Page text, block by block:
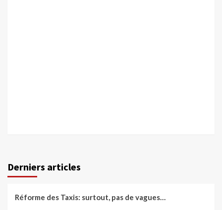
Derniers articles
Réforme des Taxis: surtout, pas de vagues…